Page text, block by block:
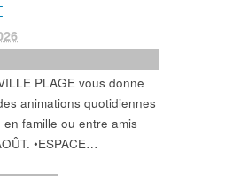
PLAGE vous donne
animations quotidiennes
famille ou entre amis
•ESPACE…